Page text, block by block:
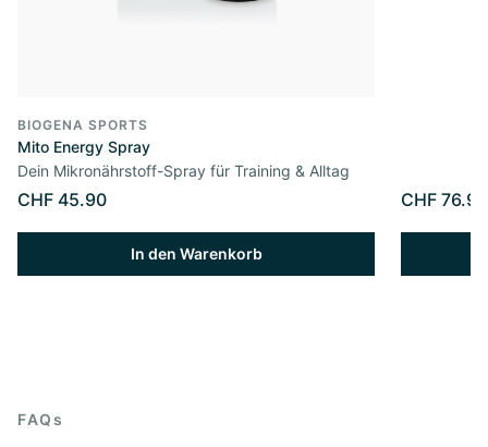
BIOGENA SPORTS
Mito Energy Spray
Dein Mikronährstoff-Spray für Training & Alltag
CHF 45.90
In den Warenkorb
CHF 76.90
FAQs